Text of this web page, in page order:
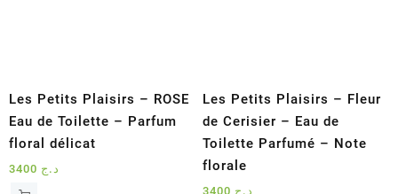
Les Petits Plaisirs – ROSE
Eau de Toilette – Parfum
floral délicat
د.ج
Les Petits Plaisirs – Fleur
de Cerisier – Eau de
Toilette Parfumé – Note
florale
د.ج